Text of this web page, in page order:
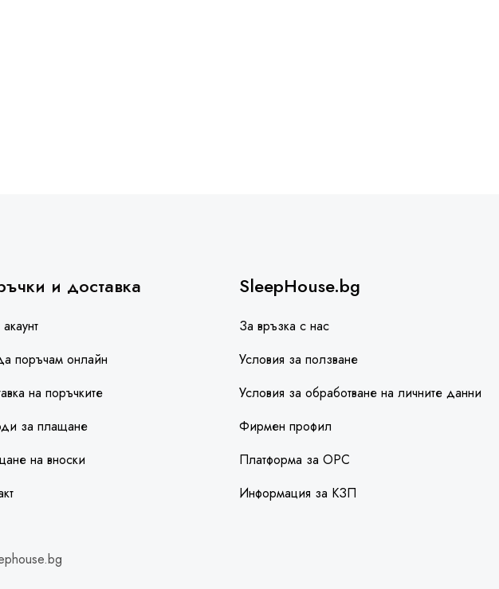
и доставка
поръчам онлайн
на поръчките
за плащане
на вноски
SleepHouse.bg
За връзка с нас
Условия за ползване
Условия за обработване на личните данни
Фирмен профил
Платформа за ОРС
Информация за КЗП